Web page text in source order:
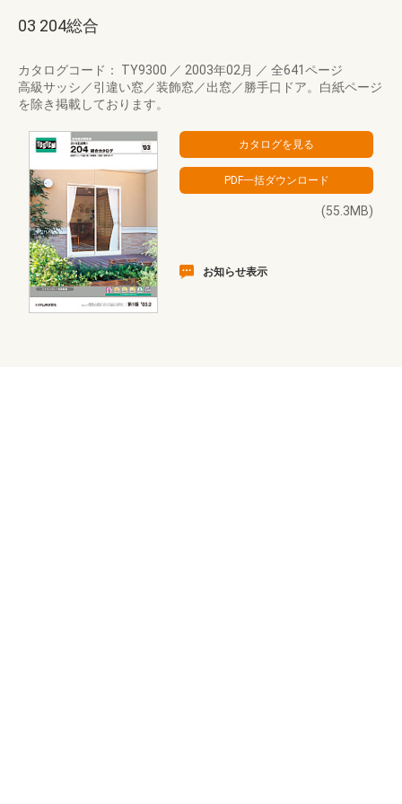
03 204総合
カタログコード： TY9300 ／ 2003年02月 ／ 全641ページ
高級サッシ／引違い窓／装飾窓／出窓／勝手口ドア。白紙ページ
を除き掲載しております。
(55.3MB)
お知らせ表示